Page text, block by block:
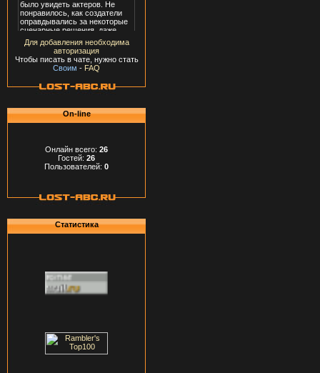
Для добавления необходима
авторизация
Чтобы писать в чате, нужно стать
Своим - FAQ
On-line
Онлайн всего: 26
Гостей: 26
Пользователей: 0
Статистика